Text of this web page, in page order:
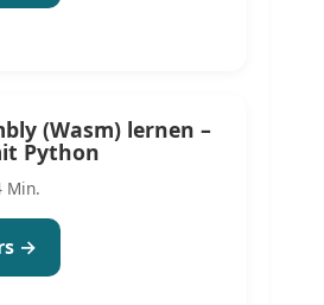
(Wasm) lernen –
Python
Min.
→